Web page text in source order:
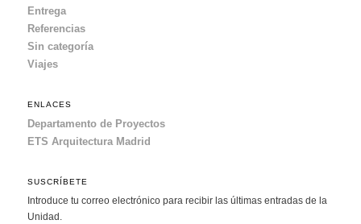
Entrega
Referencias
Sin categoría
Viajes
ENLACES
Departamento de Proyectos
ETS Arquitectura Madrid
SUSCRÍBETE
Introduce tu correo electrónico para recibir las últimas entradas de la
Unidad.